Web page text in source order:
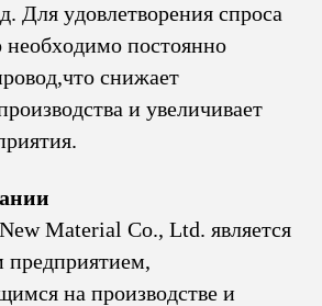
Для удовлетворения спроса
необходимо постоянно
снижает
и увеличивает
Material Co., Ltd. является
на производстве и